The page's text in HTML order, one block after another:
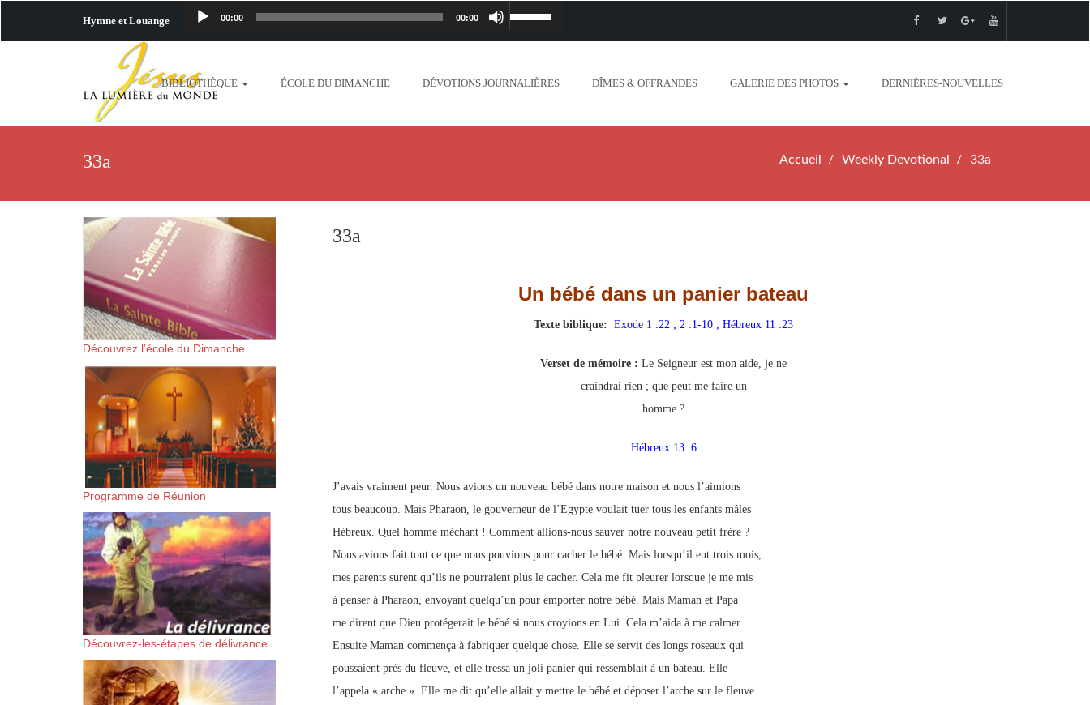
Hymne et Louange Lecteur
00:00 00:00 Utilisez
diminuer
plus-pres-de-toi.mp3 http://www.lafoiapostolique.org/wp-
http://www.lafoiapostolique.org/wp-content/uploads/2018/06/Dieu-tout-puissant.mp3
http://www.lafoiapostolique.org/wp-content/uploads/2018/06/Cantique-tel-que-je-
suis-sans-rien-a-moi.mp3 http://www.lafoiapostolique.org/wp-
content/uploads/2018/06/Es-tu-lasse-rempli-de-tritesse.mp3
BIBLIOTHÈQUE ÉCOLE DU DIMANCHE DÉVOTIONS JOURNALIÈRES DÎMES & OFFRANDES GALERIE DES PHOTOS DERNIÈRES-NOUVELLES
33a Accueil Weekly Devotional 33a
Découvrez l’école du Dimanche
Programme de Réunion
Découvrez-les-étapes de délivrance
33a
Un bébé dans un panier bateau
Texte biblique: Exode 1 :22 ; 2 :1-10 ; Hébreux 11 :23
Verset de mémoire : Le Seigneur est mon aide, je ne
craindrai rien ; que peut me faire un
homme ?
Hébreux 13 :6
J’avais vraiment peur. Nous avions un nouveau bébé dans notre maison et nous l’aimions
tous beaucoup. Mais Pharaon, le gouverneur de l’Egypte voulait tuer tous les enfants mâles
Hébreux. Quel homme méchant ! Comment allions-nous sauver notre nouveau petit frère ?
Nous avions fait tout ce que nous pouvions pour cacher le bébé. Mais lorsqu’il eut trois mois,
mes parents surent qu’ils ne pourraient plus le cacher. Cela me fit pleurer lorsque je me mis
à penser à Pharaon, envoyant quelqu’un pour emporter notre bébé. Mais Maman et Papa
me dirent que Dieu protégerait le bébé si nous croyions en Lui. Cela m’aida à me calmer.
Ensuite Maman commença à fabriquer quelque chose. Elle se servit des longs roseaux qui
poussaient près du fleuve, et elle tressa un joli panier qui ressemblait à un bateau. Elle
l’appela « arche ». Elle me dit qu’elle allait y mettre le bébé et déposer l’arche sur le fleuve.